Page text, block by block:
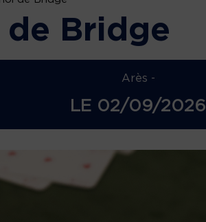
de Bridge
Arès -
LE 02/09/2026